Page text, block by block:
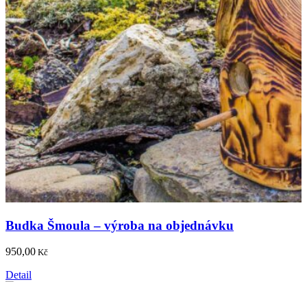
Budka Šmoula – výroba na objednávku
950,00 Kč
Detail